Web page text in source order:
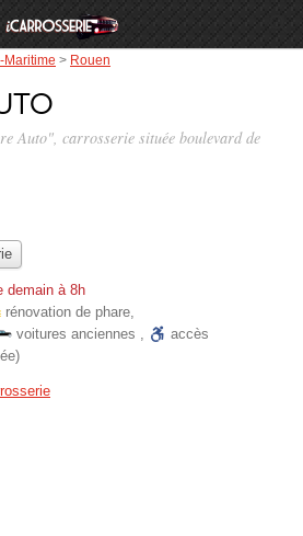
Maritime > Rouen
Auto", carrosserie située boulevard de
demain à 8h
rénovation de phare,
voitures anciennes ,
accès